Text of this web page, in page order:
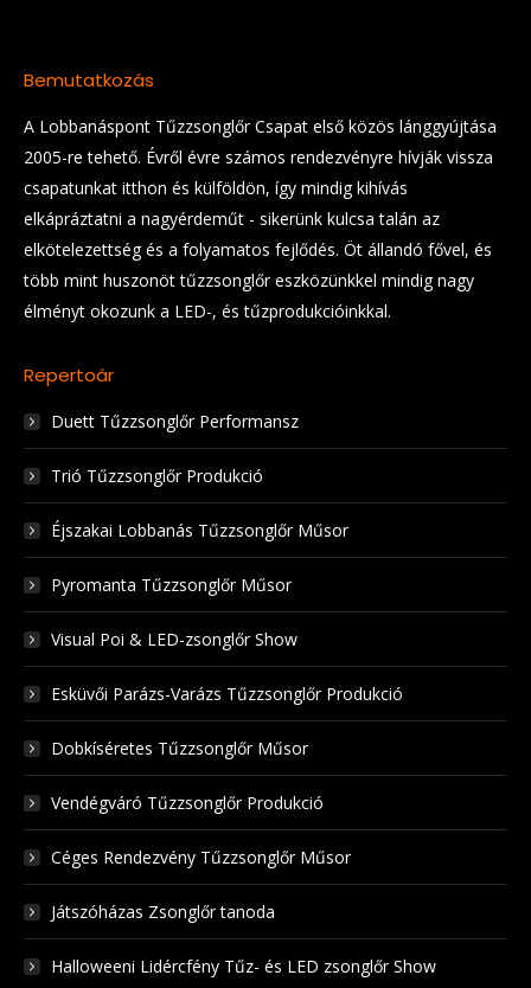
Bemutatkozás
A Lobbanáspont Tűzzsonglőr Csapat első közös lánggyújtása
2005-re tehető. Évről évre számos rendezvényre hívják vissza
csapatunkat itthon és külföldön, így mindig kihívás
elkápráztatni a nagyérdeműt - sikerünk kulcsa talán az
elkötelezettség és a folyamatos fejlődés. Öt állandó fővel, és
több mint huszonöt tűzzsonglőr eszközünkkel mindig nagy
élményt okozunk a LED-, és tűzprodukcióinkkal.
Repertoár
Duett Tűzzsonglőr Performansz
Trió Tűzzsonglőr Produkció
Éjszakai Lobbanás Tűzzsonglőr Műsor
Pyromanta Tűzzsonglőr Műsor
Visual Poi & LED-zsonglőr Show
Esküvői Parázs-Varázs Tűzzsonglőr Produkció
Dobkíséretes Tűzzsonglőr Műsor
Vendégváró Tűzzsonglőr Produkció
Céges Rendezvény Tűzzsonglőr Műsor
Játszóházas Zsonglőr tanoda
Halloweeni Lidércfény Tűz- és LED zsonglőr Show